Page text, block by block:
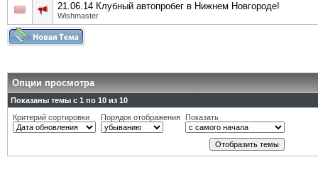
21.06.14 Клубный автопробег в Нижнем Новгороде!
Wishmaster
Опции просмотра
Показаны темы с 1 по 10 из 10
Критерий сортировки
Порядок отображения Показать